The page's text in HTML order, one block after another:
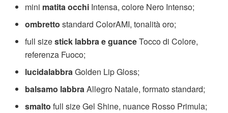
mini matita occhi Intensa, colore Nero Intenso;
ombretto standard ColorAMI, tonalità oro;
full sizestick labbra e guanceTocco di Colore,
referenza Fuoco;
lucidalabbraGolden Lip Gloss;
balsamo labbraAllegro Natale, formato standard;
smalto full size Gel Shine, nuance Rosso Primula;